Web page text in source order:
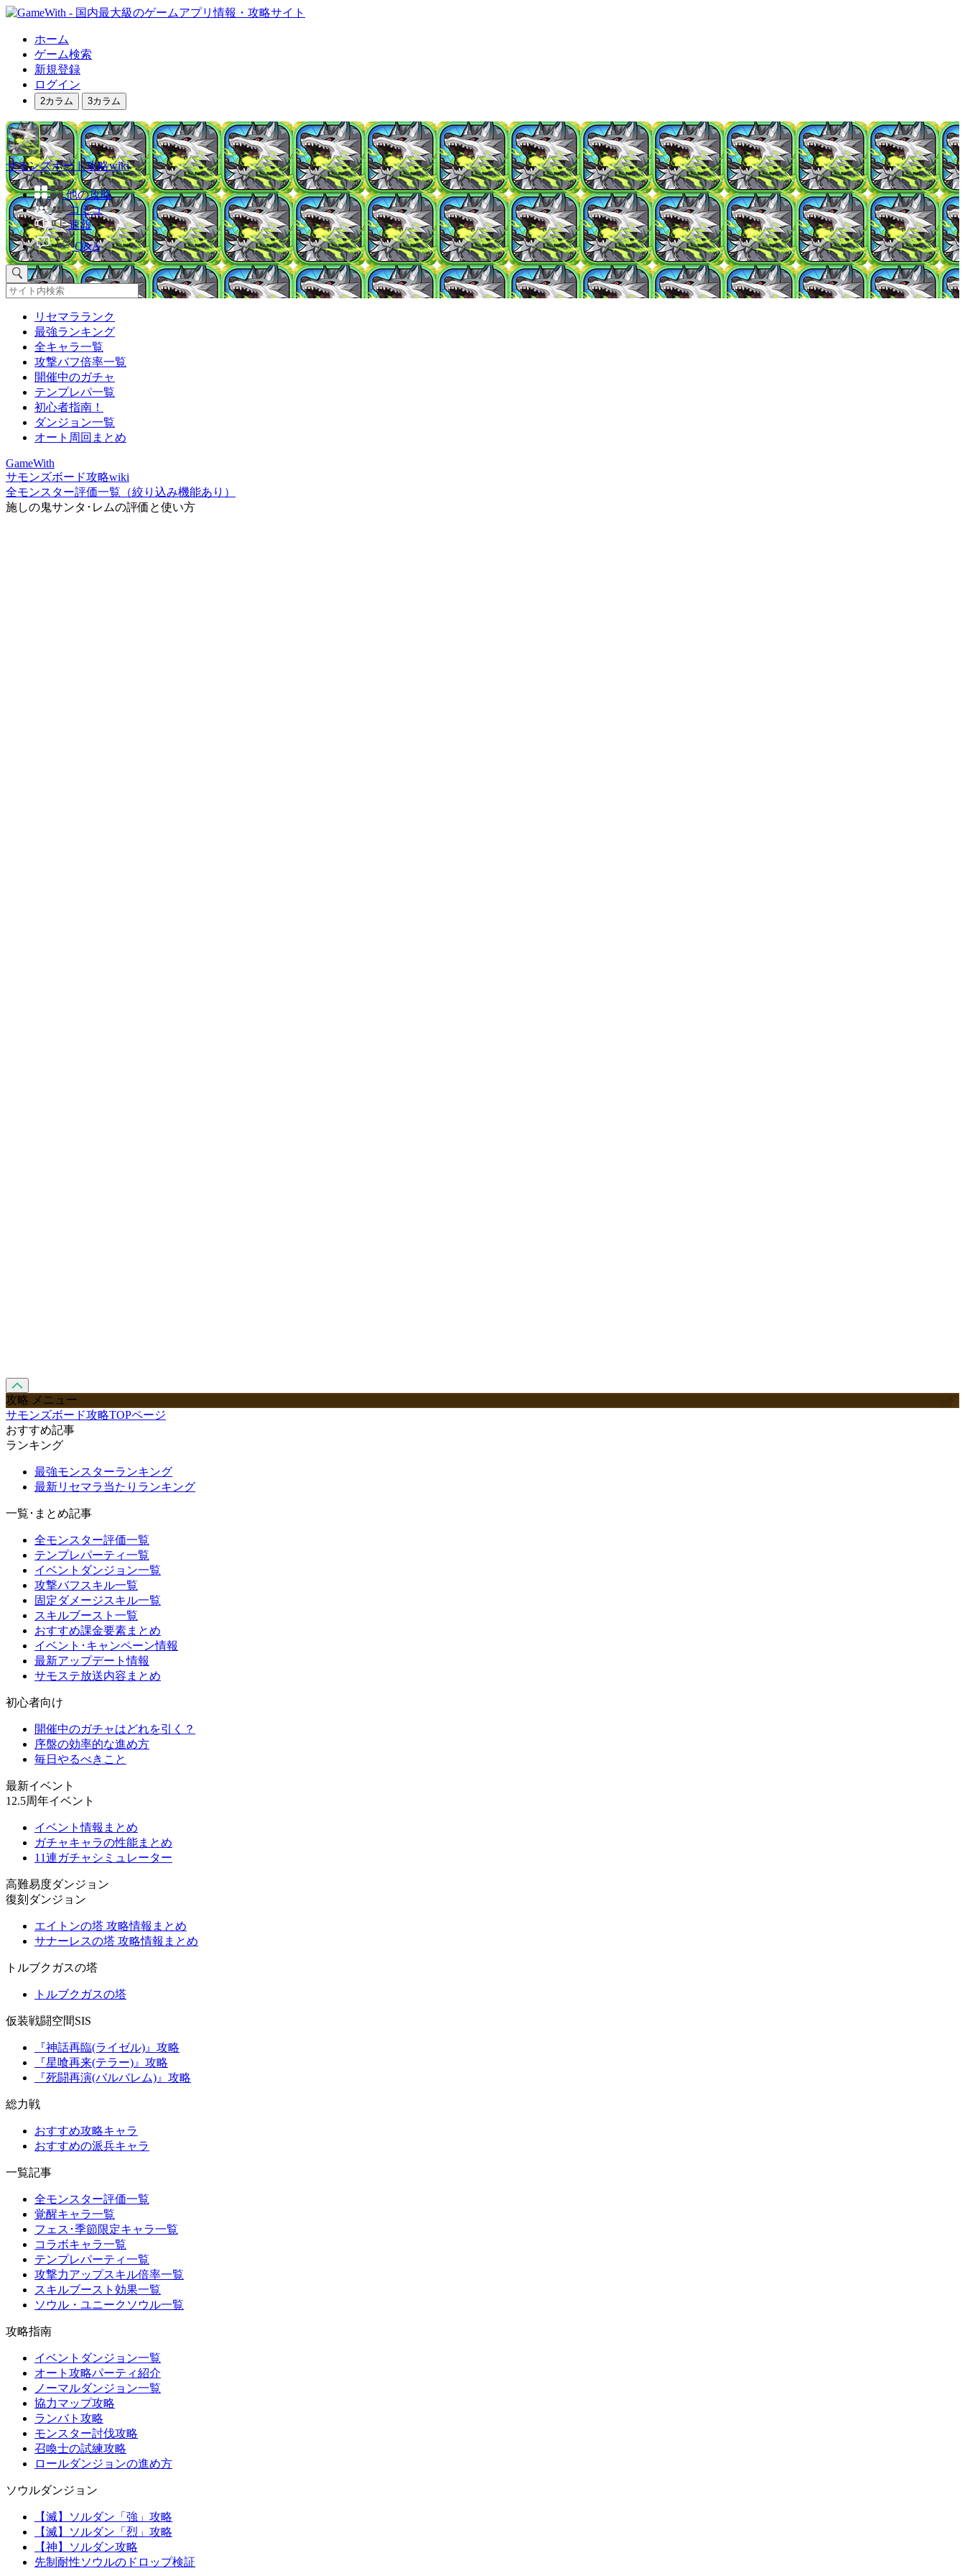
ホーム
ゲーム検索
新規登録
ログイン
2カラム 3カラム
サモンズボード攻略wiki
他の攻略
コミュ
速報
Q&A
リセマラランク
最強ランキング
全キャラ一覧
攻撃バフ倍率一覧
開催中のガチャ
テンプレパ一覧
初心者指南！
ダンジョン一覧
オート周回まとめ
GameWith
サモンズボード攻略wiki
全モンスター評価一覧（絞り込み機能あり）
施しの鬼サンタ･レムの評価と使い方
攻略 メニュー
サモンズボード攻略TOPページ
おすすめ記事
ランキング
最強モンスターランキング
最新リセマラ当たりランキング
一覧･まとめ記事
全モンスター評価一覧
テンプレパーティ一覧
イベントダンジョン一覧
攻撃バフスキル一覧
固定ダメージスキル一覧
スキルブースト一覧
おすすめ課金要素まとめ
イベント･キャンペーン情報
最新アップデート情報
サモステ放送内容まとめ
初心者向け
開催中のガチャはどれを引く？
序盤の効率的な進め方
毎日やるべきこと
最新イベント
12.5周年イベント
イベント情報まとめ
ガチャキャラの性能まとめ
11連ガチャシミュレーター
高難易度ダンジョン
復刻ダンジョン
エイトンの塔 攻略情報まとめ
サナーレスの塔 攻略情報まとめ
トルブクガスの塔
トルブクガスの塔
仮装戦闘空間SIS
『神話再臨(ライゼル)』攻略
『星喰再来(テラー)』攻略
『死闘再演(バルバレム)』攻略
総力戦
おすすめ攻略キャラ
おすすめの派兵キャラ
一覧記事
全モンスター評価一覧
覚醒キャラ一覧
フェス･季節限定キャラ一覧
コラボキャラ一覧
テンプレパーティ一覧
攻撃力アップスキル倍率一覧
スキルブースト効果一覧
ソウル・ユニークソウル一覧
攻略指南
イベントダンジョン一覧
オート攻略パーティ紹介
ノーマルダンジョン一覧
協力マップ攻略
ランバト攻略
モンスター討伐攻略
召喚士の試練攻略
ロールダンジョンの進め方
ソウルダンジョン
【滅】ソルダン「強」攻略
【滅】ソルダン「烈」攻略
【神】ソルダン攻略
先制耐性ソウルのドロップ検証